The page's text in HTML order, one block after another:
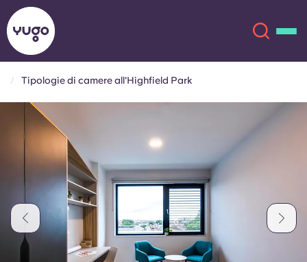
Chi siamo
Altro Chinese Español
Català Deutsch
Italian French
Tipologie di camere all'Highfield Park